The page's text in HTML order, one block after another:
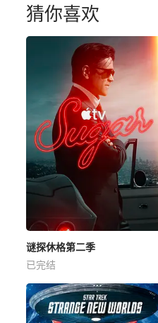
猜你喜欢
谜探休格第二季
已完结